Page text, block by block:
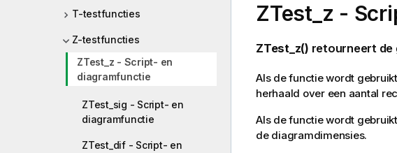
T-testfuncties
Z-testfuncties
ZTest_z - Script- en
diagramfunctie
ZTest_sig - Script- en
diagramfunctie
ZTest_dif - Script- en
ZTest_z -
ZTest_z() retourneert de
Als de functie wordt
herhaald over een aantal
Als de functie wordt
de diagramdimensies.